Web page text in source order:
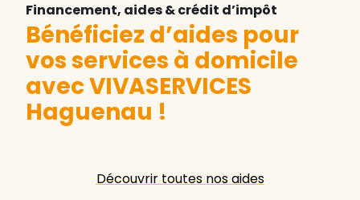
Financement, aides & crédit d’impôt
Bénéficiez d’aides pour
vos services à domicile
avec VIVASERVICES
Haguenau !
Découvrir toutes nos aides